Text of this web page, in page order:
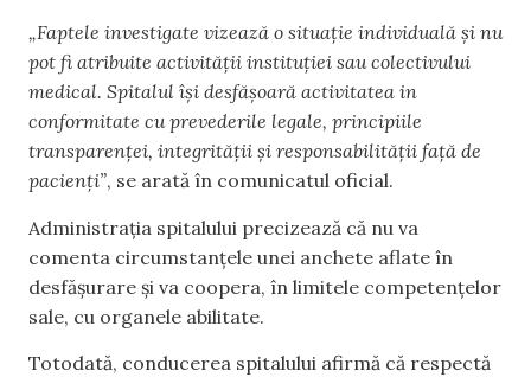
„Faptele investigate vizează o situație individuală și nu
pot fi atribuite activității instituției sau colectivului
medical. Spitalul își desfășoară activitatea in
conformitate cu prevederile legale, principiile
transparenței, integrității și responsabilității față de
pacienți”, se arată în comunicatul oficial.
Administrația spitalului precizează că nu va
comenta circumstanțele unei anchete aflate în
desfășurare și va coopera, în limitele competențelor
sale, cu organele abilitate.
Totodată, conducerea spitalului afirmă că respectă